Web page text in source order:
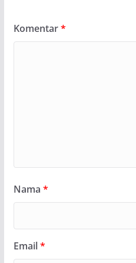
Komentar*
Nama *
Email*